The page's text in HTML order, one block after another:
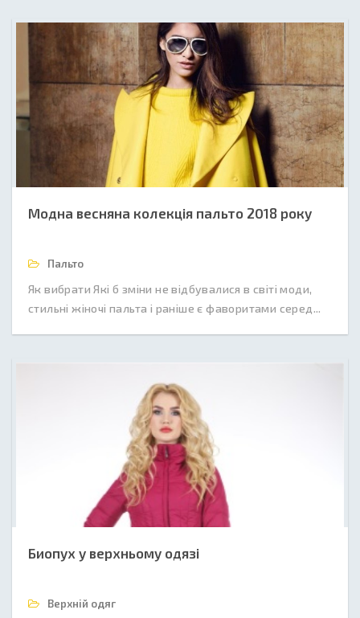
Модна весняна колекція пальто 2018 року
Пальто
Як вибрати Які б зміни не відбувалися в світі моди,
стильні жіночі пальта і раніше є фаворитами серед...
Биопух у верхньому одязі
Верхній одяг